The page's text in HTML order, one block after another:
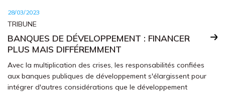
28/03/2023
TRIBUNE
BANQUES DE DÉVELOPPEMENT : FINANCER
PLUS MAIS DIFFÉREMMENT
Avec la multiplication des crises, les responsabilités confiées
aux banques publiques de développement s'élargissent pour
intégrer d'autres considérations que le développement